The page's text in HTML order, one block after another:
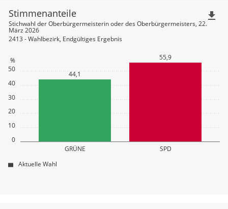
0
10
20
30
40
50
%
GRÜNE SPD
44,1
55,9
Stimmenanteile
Stichwahl der Oberbürgermeisterin oder des Oberbürgermeisters, 22.
März 2026
2413 - Wahlbezirk, Endgültiges Ergebnis
Aktuelle Wahl
file_download